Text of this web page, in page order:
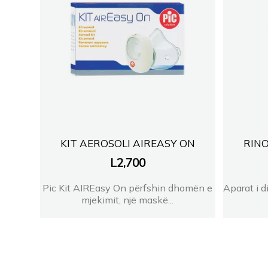
KIT AEROSOLI AIREASY ON
L2,700
Pic Kit AIREasy On përfshin dhomën e
mjekimit, një maskë...
Aparat i